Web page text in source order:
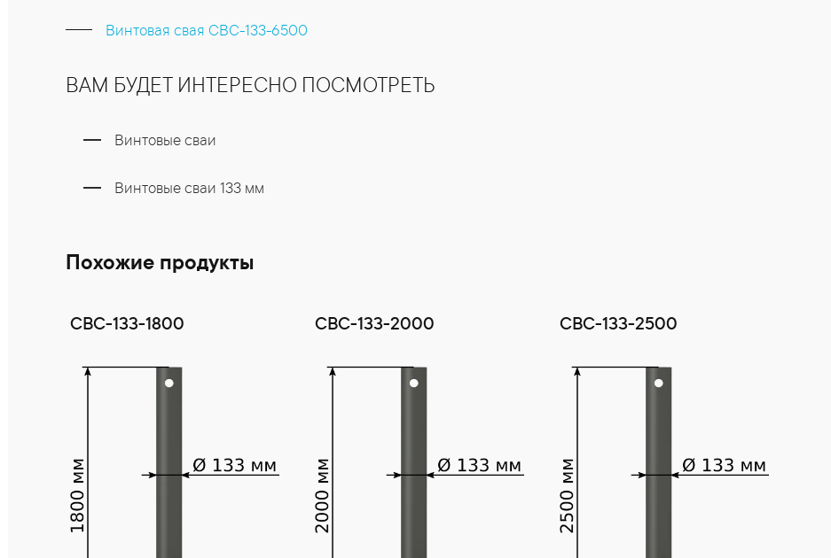
Винтовая свая СВС-133-6500
ВАМ БУДЕТ ИНТЕРЕСНО ПОСМОТРЕТЬ
Винтовые сваи
Винтовые сваи 133 мм
Похожие продукты
СВС-133-1800 СВС-133-2000 СВС-133-2500